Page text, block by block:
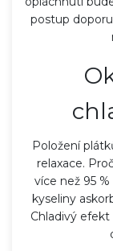
postup
Položení
relaxace.
více než 95
kyseliny
Chladivý